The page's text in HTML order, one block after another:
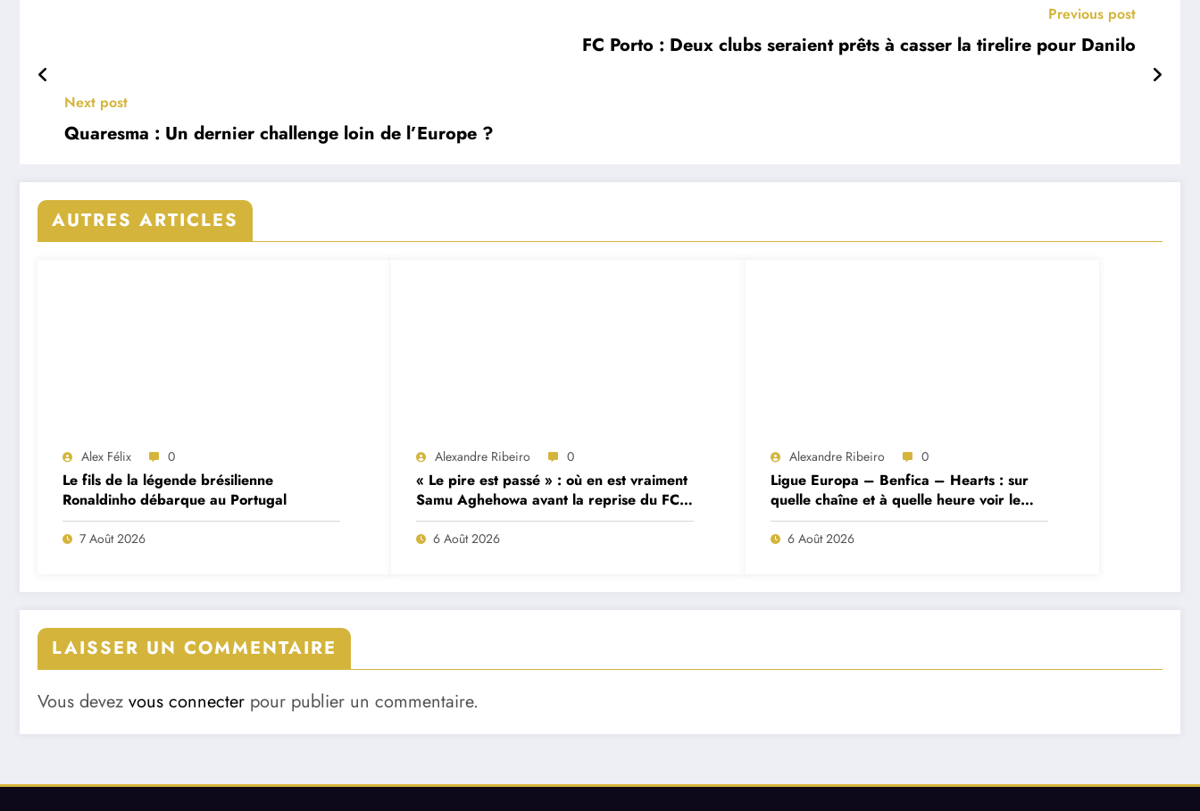
Previous post
FC Porto : Deux clubs seraient prêts à casser la tirelire pour Danilo
Next post
Quaresma : Un dernier challenge loin de l’Europe ?
AUTRES ARTICLES
Alex Félix 0
Le fils de la légende brésilienne
Ronaldinho débarque au Portugal
7 Août 2026
Alexandre Ribeiro 0
« Le pire est passé » : où en est vraiment
Samu Aghehowa avant la reprise du FC
Porto ?
6 Août 2026
Alexandre Ribeiro 0
Ligue Europa – Benfica – Hearts : sur
quelle chaîne et à quelle heure voir le
match ?
6 Août 2026
LAISSER UN COMMENTAIRE
Vous devez vous connecter pour publier un commentaire.